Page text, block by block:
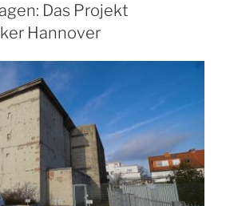
Das Projekt
Hannover